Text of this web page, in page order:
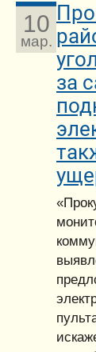
10
мар.
за